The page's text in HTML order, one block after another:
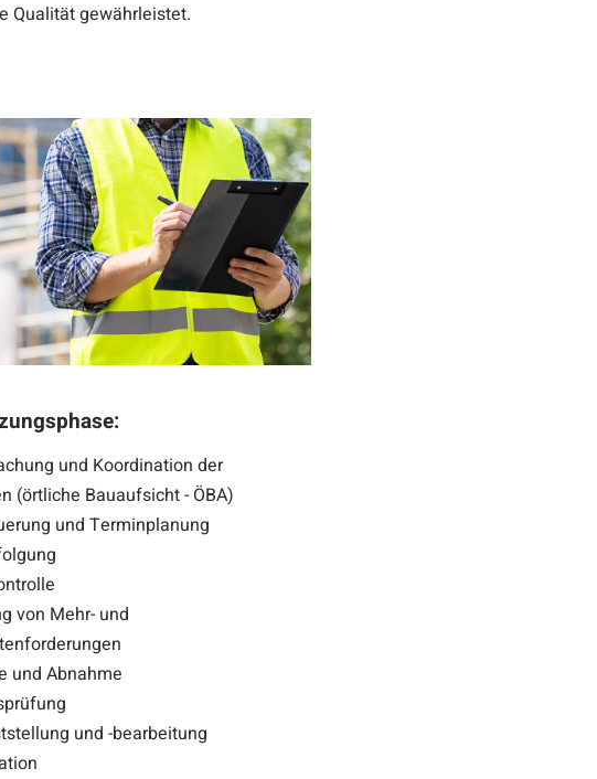
Qualität gewährleistet.
und Koordination der
(örtliche Bauaufsicht - ÖBA)
und Terminplanung
von Mehr- und
und Abnahme
und -bearbeitung